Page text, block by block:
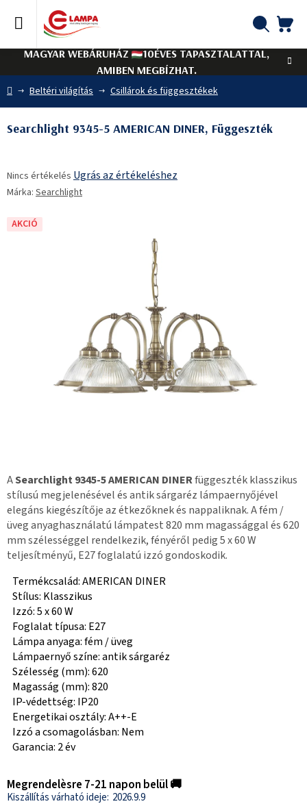
tartalomhoz
MAGYAR WEBÁRUHÁZ
10ÉVES TAPASZTALATTAL,
AMIBEN MEGBÍZHAT.
Kezdőlap
Beltéri világítás Csillárok és függesztékek
ASearchlight 9345-5 AMERICAN DINERfüggeszték klasszikus
stílusú megjelenésével és antik sárgaréz lámpaernyőjével
elegáns kiegészítője az étkezőknek és nappaliknak. A fém /
üveg anyaghasználatú lámpatest 820 mm magassággal és 620
mm szélességgel rendelkezik, fényéről pedig 5 x 60 W
teljesítményű, E27 foglalatú izzó gondoskodik.
Termékcsalád: AMERICAN DINER
Stílus: Klasszikus
Izzó: 5 x 60 W
Foglalat típusa: E27
Lámpa anyaga: fém / üveg
Lámpaernyő színe: antik sárgaréz
Szélesség (mm): 620
Magasság (mm): 820
IP-védettség: IP20
Energetikai osztály: A++-E
Izzó a csomagolásban: Nem
Garancia: 2 év
Megrendelèsre 7-21 napon belül 🚚
2026.9.9
Searchlight 9345-5 AMERICAN DINER, Függeszték
termék
átlagos
5-
Nincs értékelés Ugrás az értékeléshez
Márka: Searchlight
AKCIÓ